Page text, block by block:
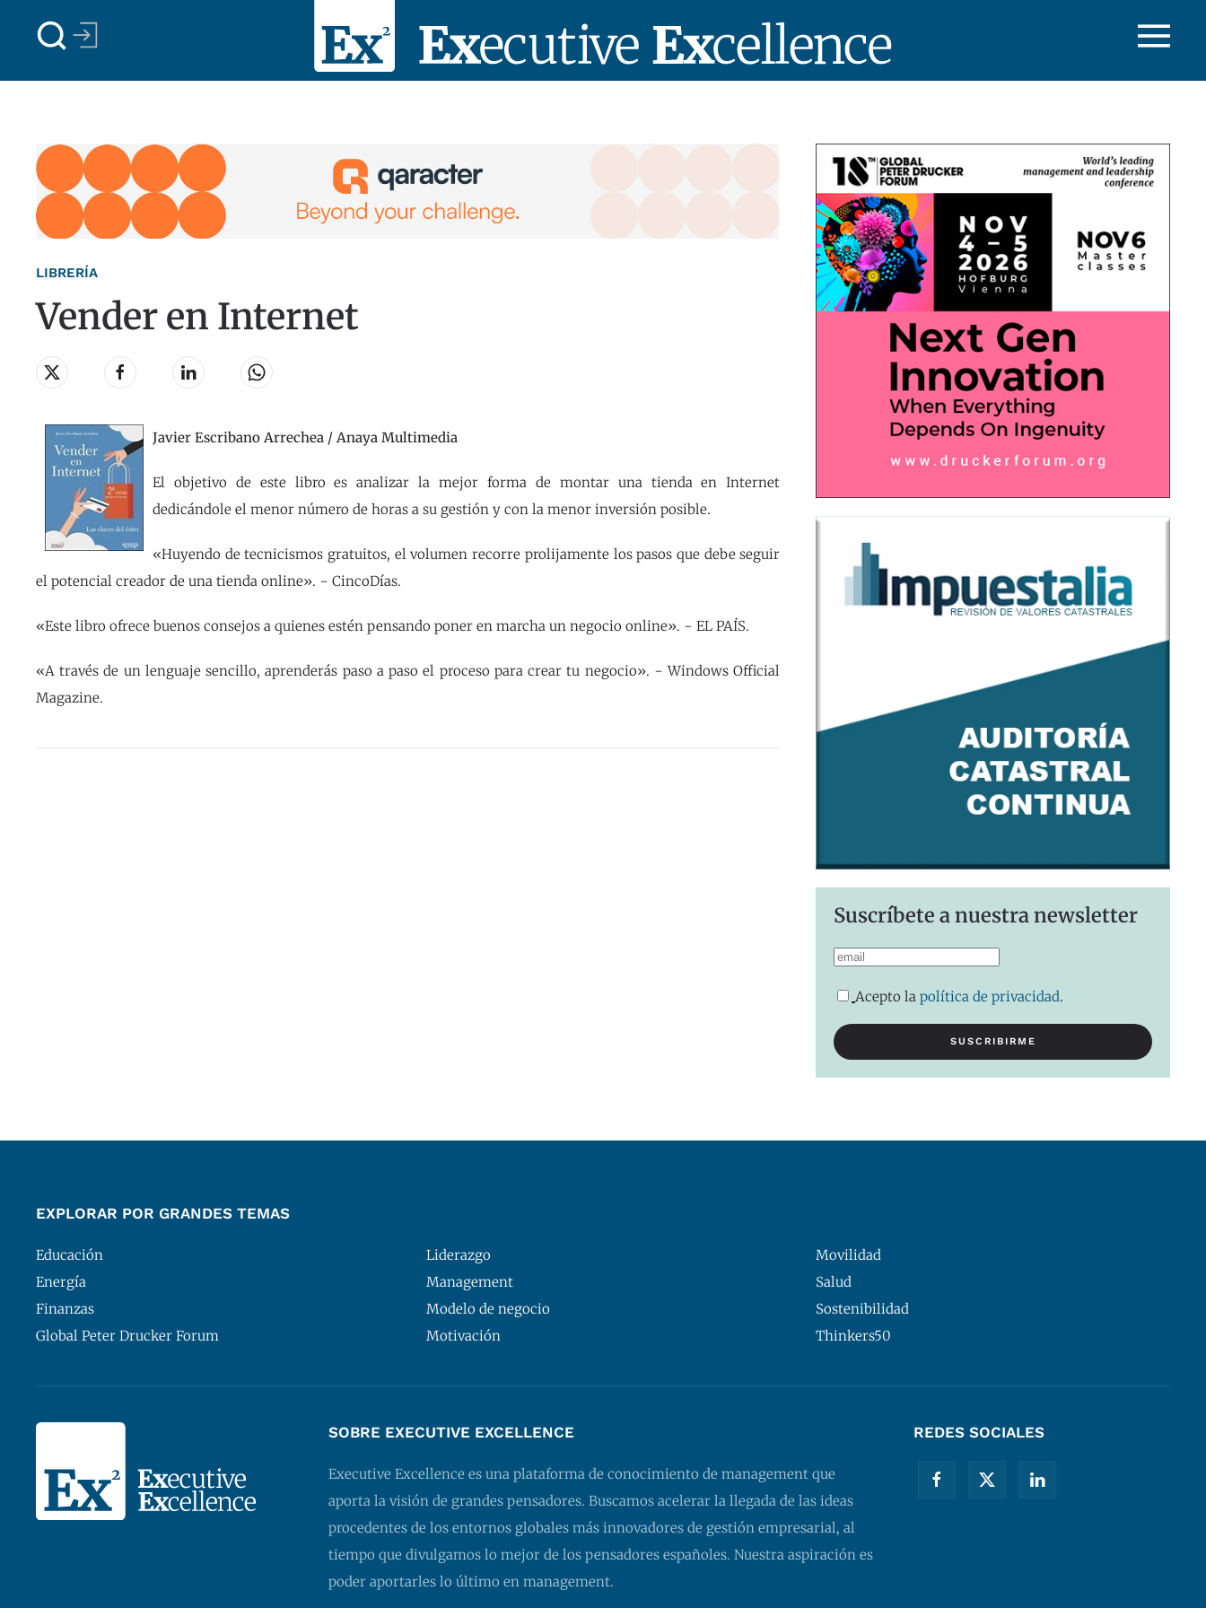
Skip to main content
LIBRERÍA
Vender en Internet
Javier Escribano Arrechea / Anaya Multimedia
El objetivo de este libro es analizar la mejor forma de montar una tienda en Internet
dedicándole el menor número de horas a su gestión y con la menor inversión posible.
«Huyendo de tecnicismos gratuitos, el volumen recorre prolijamente los pasos que debe seguir
el potencial creador de una tienda online». − CincoDías.
«Este libro ofrece buenos consejos a quienes estén pensando poner en marcha un negocio online». − EL PAÍS.
«A través de un lenguaje sencillo, aprenderás paso a paso el proceso para crear tu negocio». − Windows Official
Magazine.
Suscríbete a nuestra newsletter
Acepto lapolítica de privacidad.
EXPLORAR POR GRANDES TEMAS
Educación
Energía
Finanzas
Global Peter Drucker Forum
Liderazgo
Management
Modelo de negocio
Motivación
Movilidad
Salud
Sostenibilidad
Thinkers50
SOBRE EXECUTIVE EXCELLENCE
Executive Excellence es una plataforma de conocimiento de management que
aporta la visión de grandes pensadores. Buscamos acelerar la llegada de las ideas
procedentes de los entornos globales más innovadores de gestión empresarial, al
tiempo que divulgamos lo mejor de los pensadores españoles. Nuestra aspiración es
poder aportarles lo último en management.
REDES SOCIALES